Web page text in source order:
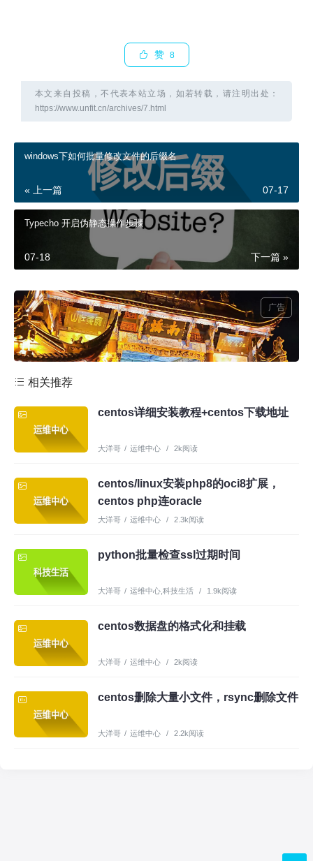
赞 8
本文来自投稿，不代表本站立场，如若转载，请注明出处：
https://www.unfit.cn/archives/7.html
windows下如何批量修改文件的后缀名
« 上一篇 07-17
Typecho 开启伪静态操作步骤
下一篇 »
07-18
广告
相关推荐
centos详细安装教程+centos下载地址
大洋哥 / 运维中心 / 2k阅读
centos/linux安装php8的oci8扩展，
centos php连oracle
大洋哥 / 运维中心 / 2.3k阅读
python批量检查ssl过期时间
大洋哥 / 运维中心 科技生活 / 1.9k阅读
centos数据盘的格式化和挂载
大洋哥 / 运维中心 / 2k阅读
centos删除大量小文件，rsync删除文件
大洋哥 / 运维中心 / 2.2k阅读